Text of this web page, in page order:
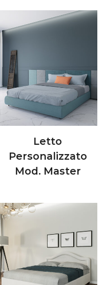
Letto
Personalizzato
Mod. Master